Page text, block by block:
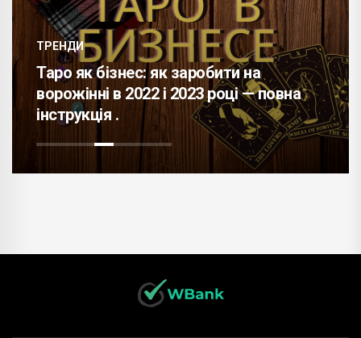
ТРЕНДИ
Таро як бізнес: як заробити на
ворожінні в 2022 і 2023 році — повна
інструкція .